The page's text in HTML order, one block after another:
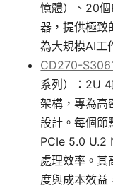
憶體）、20
器，提供極致
為大規模AI工
CD270-
系列）：2U
架構，專為高
設計。每個節
PCIe 5.0 U.2
處理效率。其
度與成本效益